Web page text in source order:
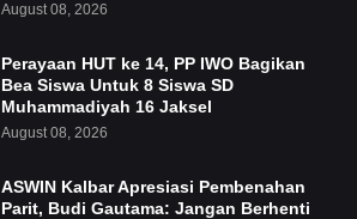
August 08, 2026
Perayaan HUT ke 14, PP IWO Bagikan
Bea Siswa Untuk 8 Siswa SD
Muhammadiyah 16 Jaksel
August 08, 2026
ASWIN Kalbar Apresiasi Pembenahan
Parit, Budi Gautama: Jangan Berhenti